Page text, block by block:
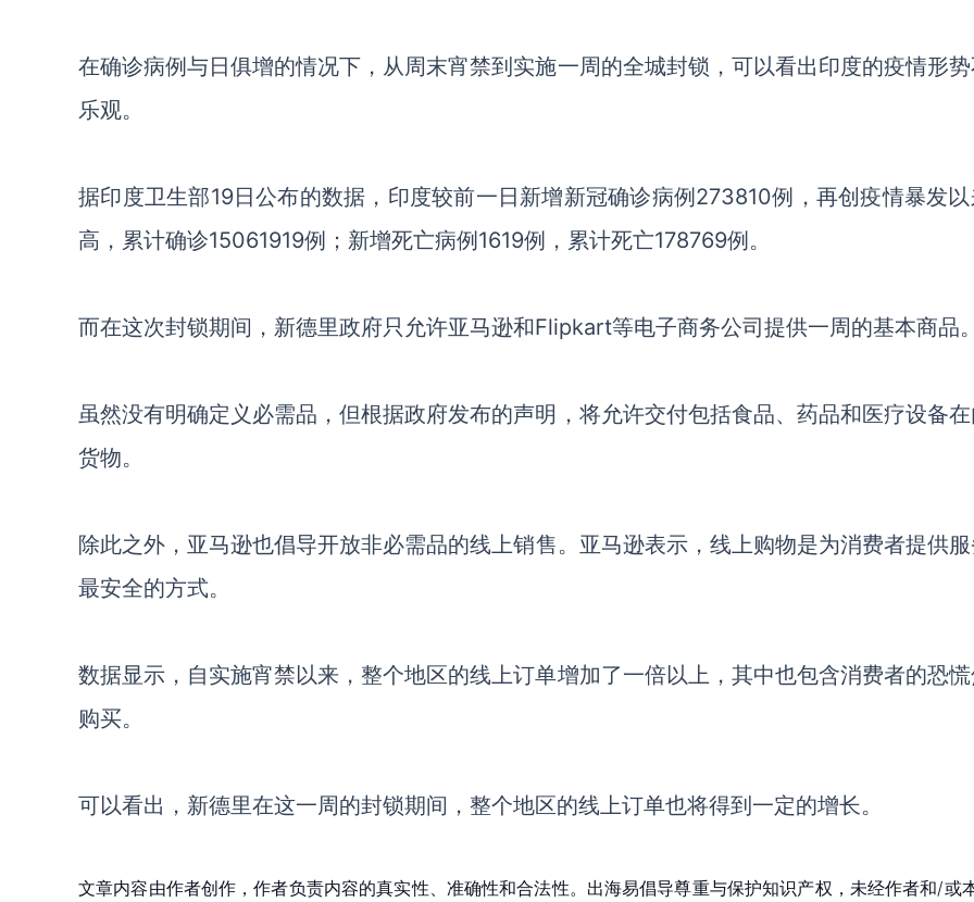
在确诊病例与日俱增的情况下，从周末宵禁到实施一周的全城封锁，可以看出印度的疫情形
乐观。
据印度卫生部19日公布的数据，印度较前一日新增新冠确诊病例273810例，再创疫情暴发
高，累计确诊15061919例；新增死亡病例1619例，累计死亡178769例。
而在这次封锁期间，新德里政府只允许亚马逊和Flipkart等电子商务公司提供一周的基本商品。
虽然没有明确定义必需品，但根据政府发布的声明，将允许交付包括食品、 药品和医疗设备
货物。
除此之外， 亚马逊也倡导开放非必需品的线上销售。亚马逊表示，线上购物是为消费者提供
最安全的方式。
数据显示，自实施宵禁以来，整个地区的线上订单增加了一倍以上，其中也包含消费者的恐
购买。
可以看出，新德里在这一周的封锁期间，整个地区的线上订单也将得到一定的增长。
文章内容由作者创作，作者负责内容的真实性、准确性和合法性。出海易倡导尊重与保护知识产权，未经作者和/或